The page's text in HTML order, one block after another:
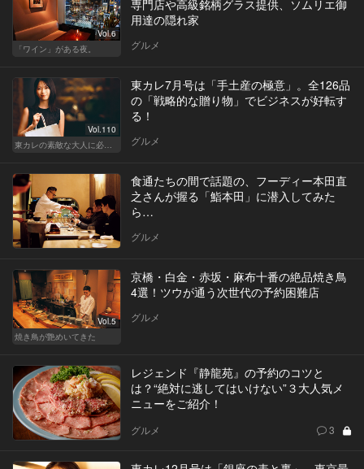
Vol.6
「ワイン」がある夜。
専門店や高級銘柄グラス提供、ソムリエ御
用達の隠れ家
グルメ
Vol.110
東カレの素敵な大人に必要なこと
東カレ7月号は「手土産の極意」。全126品
の「戦略的な贈り物」でビジネスが好転す
る！
グルメ
食通たちの間で話題の、フーディー本田直
之さんが握る「鮨本田」に潜入してみた
ら…
グルメ
Vol.5
焼き鳥が艶めいてきた
京橋・白金・赤坂・麻布十番の絶品焼き鳥
4選！ツウが通う次世代の予約困難店
グルメ
レジェンド『静龍苑』の予約のコツと
は？“絶対に逃してはいけない”３大人気メ
ニューをご紹介！
グルメ 3